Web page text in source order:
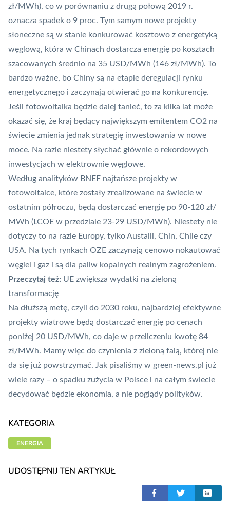
zł/MWh), co w porównaniu z drugą połową 2019 r.
oznacza spadek o 9 proc. Tym samym nowe projekty
słoneczne są w stanie konkurować kosztowo z energetyką
węglową, która w Chinach dostarcza energię po kosztach
szacowanych średnio na 35 USD/MWh (146 zł/MWh). To
bardzo ważne, bo Chiny są na etapie deregulacji rynku
energetycznego i zaczynają otwierać go na konkurencję.
Jeśli fotowoltaika będzie dalej tanieć, to za kilka lat może
okazać się, że kraj będący największym emitentem CO2 na
świecie zmienia jednak strategię inwestowania w nowe
moce. Na razie niestety słychać głównie o rekordowych
inwestycjach w elektrownie węglowe.
Według analityków BNEF najtańsze projekty w
fotowoltaice, które zostały zrealizowane na świecie w
ostatnim półroczu, będą dostarczać energię po 90-120 zł/
MWh (LCOE w przedziale 23-29 USD/MWh). Niestety nie
dotyczy to na razie Europy, tylko Austalii, Chin, Chile czy
USA. Na tych rynkach OZE zaczynają cenowo nokautować
węgiel i gaz i są dla paliw kopalnych realnym zagrożeniem.
Przeczytaj też: UE zwiększa wydatki na zieloną
transformację
Na dłuższą metę, czyli do 2030 roku, najbardziej efektywne
projekty wiatrowe będą dostarczać energię po cenach
poniżej 20 USD/MWh, co daje w przeliczeniu kwotę 84
zł/MWh. Mamy więc do czynienia z zieloną falą, której nie
da się już powstrzymać. Jak pisaliśmy w green-news.pl już
wiele razy – o spadku zużycia w Polsce i na całym świecie
decydować będzie ekonomia, a nie poglądy polityków.
KATEGORIA
ENERGIA
UDOSTĘPNIJ TEN ARTYKUŁ